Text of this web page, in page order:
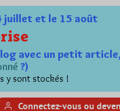
juillet et le 15 août
avec un petit
?)
y sont stockés !
Connectez-vous ou